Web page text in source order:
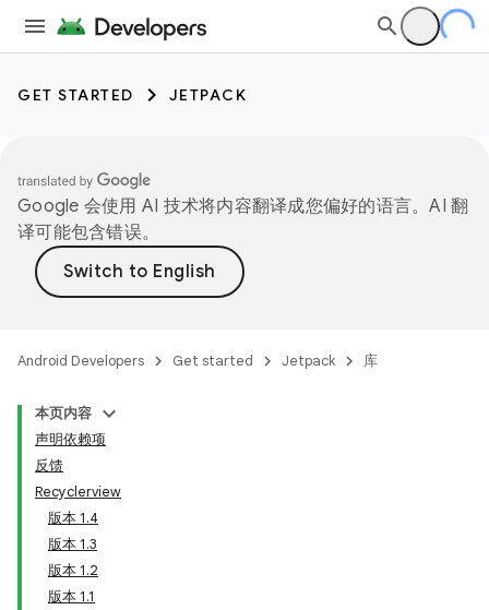
GET STARTED JETPACK
Google 会使用 AI 技术将内容翻译成您偏好的语言。AI 翻
译可能包含错误。
Android Developers Get started Jetpack 库
本页内容
声明依赖项
反馈
Recyclerview
版本 1.4
版本 1.3
版本 1.2
版本 1.1